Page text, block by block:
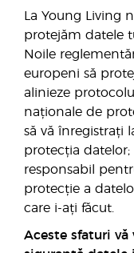
La Young Living
protejăm datele
Noile
europeni să
alinieze
naționale de
să vă înregistrați
protecția datelor;
responsabil
protecție a
care i-ați făcut.
Aceste sfaturi